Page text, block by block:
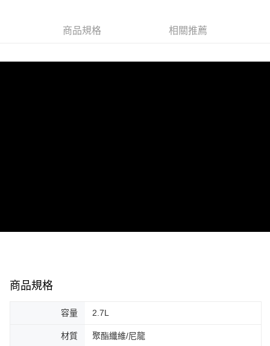
商品規格 相關推薦
商品規格
容量 2.7L
材質 聚酯纖維/尼龍